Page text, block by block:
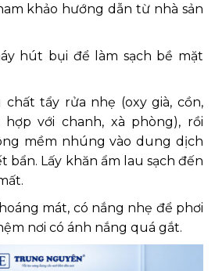
khảo hướng dẫn từ nhà sản
hút bụi để làm sạch bề mặt
chất tẩy rửa nhẹ (oxy già, cồn,
hợp với chanh, xà phòng), rồi
mềm nhúng vào dung dịch
bẩn. Lấy khăn ẩm lau sạch đến
mát, có nắng nhẹ để phơi
nơi có ánh nắng quá gắt.